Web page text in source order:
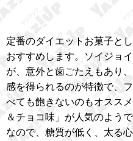
定番のダイエットお菓子と
おすすめします。ソイジョ
が、意外と歯ごたえもあり
感を得られるのが特徴で、
べても飽きないのもオスス
＆チョコ味」が人気のよう
なので、糖質が低く、太る